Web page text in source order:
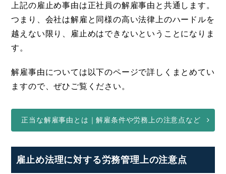
上記の雇止め事由は正社員の解雇事由と共通します。
つまり、会社は解雇と同様の高い法律上のハードルを
越えない限り、雇止めはできないということになりま
す。
解雇事由については以下のページで詳しくまとめてい
ますので、ぜひご覧ください。
正当な解雇事由とは｜解雇条件や労務上の注意点など
雇止め法理に対する労務管理上の注意点